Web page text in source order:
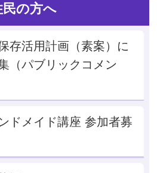
民の方へ
存活用計画（素案）に
（パブリックコメン
ドメイド講座 参加者募